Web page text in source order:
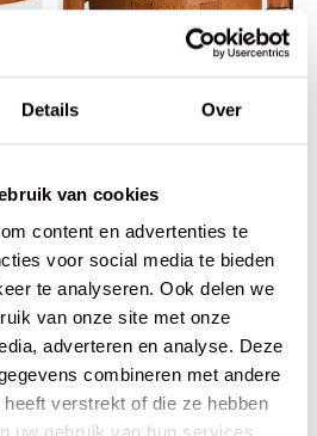
Details Over
van cookies
content en advertenties te
voor social media te bieden
te analyseren. Ook delen we
van onze site met onze
adverteren en analyse. Deze
combineren met andere
verstrekt of die ze hebben
Muud